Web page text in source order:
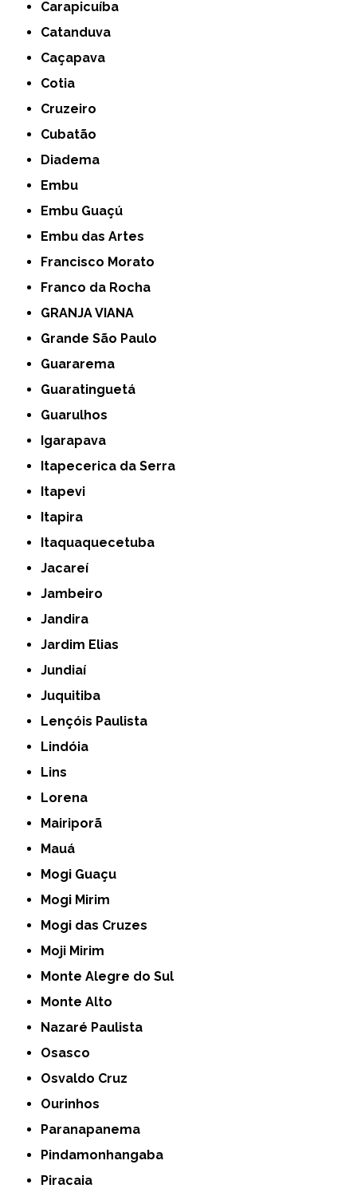
Carapicuíba
Catanduva
Caçapava
Cotia
Cruzeiro
Cubatão
Diadema
Embu
Embu Guaçú
Embu das Artes
Francisco Morato
Franco da Rocha
GRANJA VIANA
Grande São Paulo
Guararema
Guaratinguetá
Guarulhos
Igarapava
Itapecerica da Serra
Itapevi
Itapira
Itaquaquecetuba
Jacareí
Jambeiro
Jandira
Jardim Elias
Jundiaí
Juquitiba
Lençóis Paulista
Lindóia
Lins
Lorena
Mairiporã
Mauá
Mogi Guaçu
Mogi Mirim
Mogi das Cruzes
Moji Mirim
Monte Alegre do Sul
Monte Alto
Nazaré Paulista
Osasco
Osvaldo Cruz
Ourinhos
Paranapanema
Pindamonhangaba
Piracaia